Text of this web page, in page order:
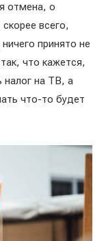
отмена, о
всего,
принято не
что кажется,
налог на ТВ, а
что-то будет